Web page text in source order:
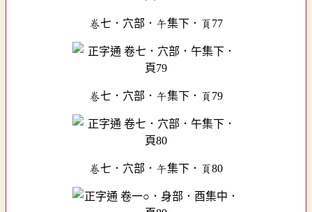
卷七．穴部．午集下．頁77
卷七．穴部．午集下．頁79
卷七．穴部．午集下．頁80